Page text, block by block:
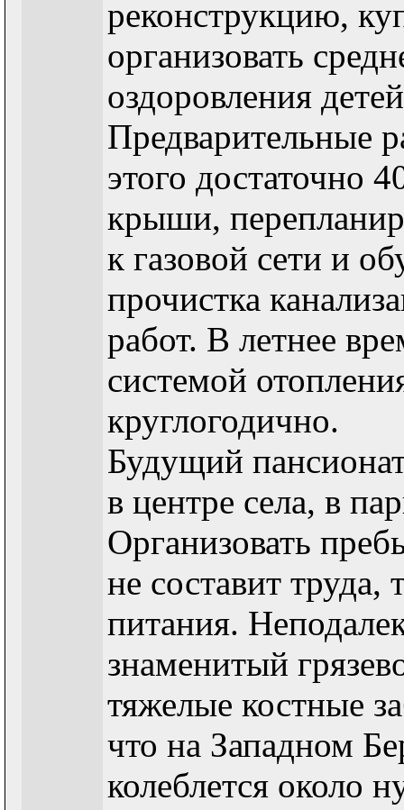
реконструкцию,
организовать
оздоровления
Предварительные
этого достаточно
крыши,
к газовой сети и
прочистка
работ. В летнее
системой
круглогодично.
Будущий
в центре села, в
Организовать
не составит
питания.
знаменитый
тяжелые костные
что на Западном
колеблется около